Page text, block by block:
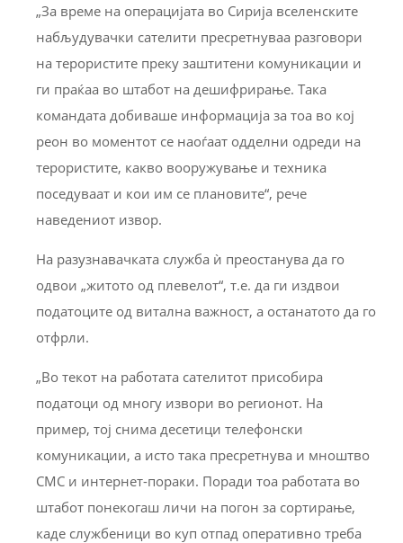
„За време на операцијата во Сирија вселенските
набљудувачки сателити пресретнуваа разговори
на терористите преку заштитени комуникации и
ги праќаа во штабот на дешифрирање. Така
командата добиваше информација за тоа во кој
реон во моментот се наоѓаат одделни одреди на
терористите, какво вооружување и техника
поседуваат и кои им се плановите“, рече
наведениот извор.
На разузнавачката служба ѝ преостанува да го
одвои „житото од плевелот“, т.е. да ги издвои
податоците од витална важност, а останатото да го
отфрли.
„Во текот на работата сателитот присобира
податоци од многу извори во регионот. На
пример, тој снима десетици телефонски
комуникации, а исто така пресретнува и мноштво
СМС и интернет-пораки. Поради тоа работата во
штабот понекогаш личи на погон за сортирање,
каде службеници во куп отпад оперативно треба